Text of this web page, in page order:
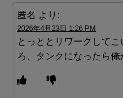
匿名 より:
2026年4月23日 1:26 PM
とっととリワークしてこ
ろ、タンクになったら俺